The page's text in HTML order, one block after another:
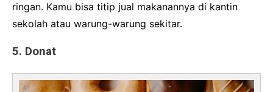
ringan. Kamu bisa titip jual makanannya di kantin
sekolah atau warung-warung sekitar.
5. Donat